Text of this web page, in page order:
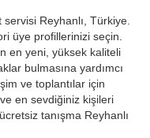
Reyhanlı, Türkiye.
üye profillerinizi seçin.
en yeni, yüksek kaliteli
bulmasına yardımcı
ve toplantılar için
en sevdiğiniz kişileri
tanışma Reyhanlı